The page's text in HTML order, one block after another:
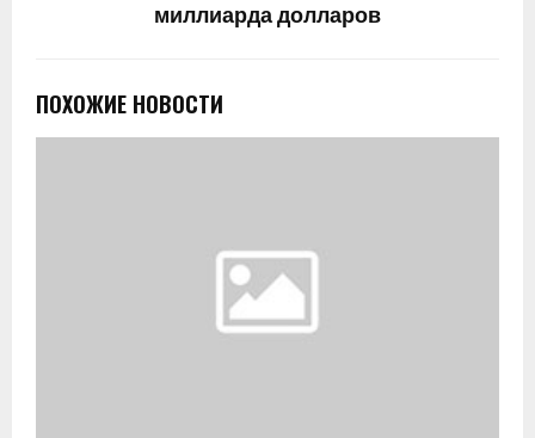
миллиарда долларов
ПОХОЖИЕ НОВОСТИ